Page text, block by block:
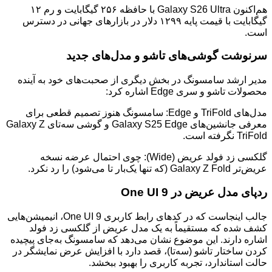
هم‌اکنون Galaxy S26 Ultra با حافظه ۲۵۶ گیگابایت و رم ۱۲
گیگابایت با قیمت پایه ۱۲۹۹ دلار در بازارهای جهانی در دسترس
است.
سرنوشت گوشی‌های تاشو و مدل‌های جدید
مدیر ارشد سامسونگ در بخش دیگری از صحبت‌های خود به آینده
محصولات تاشو و سری Edge اشاره کرد:
مدل‌های TriFold و Edge: سامسونگ هنوز تصمیم قطعی برای
معرفی جانشین‌های Galaxy S25 Edge و گوشی سه‌تای Galaxy Z
TriFold نگرفته است.
گلکسی زد فولد عریض (Wide): چوی احتمال عرضه نسخه
عریض‌تر Galaxy Z Fold (که تنها یک‌بار تا می‌شود) را رد نکرد.
ردپای مدل عریض در One UI 9
جالب اینجاست که در کدهای رابط کاربری One UI 9، انیمیشن‌هایی
کشف شده که مستقیماً به یک مدل عریض از گلکسی زد فولد
اشاره دارند. این موضوع نشان می‌دهد که سامسونگ به‌جای پیچیده
کردن ساختار تاشو (سه‌تا)، قصد دارد با افزایش عرض نمایشگر در
حالت استاندارد، تجربه کاربری را بهبود ببخشد.